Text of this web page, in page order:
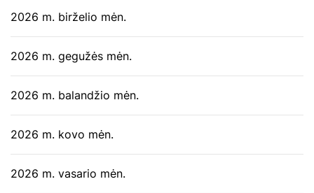
2026 m. birželio mėn.
2026 m. gegužės mėn.
2026 m. balandžio mėn.
2026 m. kovo mėn.
2026 m. vasario mėn.